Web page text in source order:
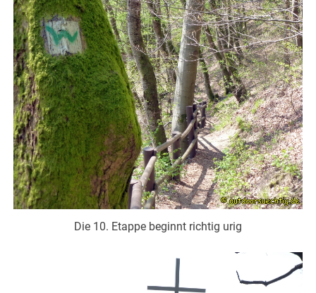
Die 10. Etappe beginnt richtig urig